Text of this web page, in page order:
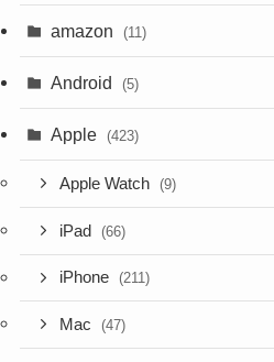
amazon (11)
Android (5)
Apple (423)
Apple Watch (9)
iPad (66)
iPhone (211)
Mac (47)